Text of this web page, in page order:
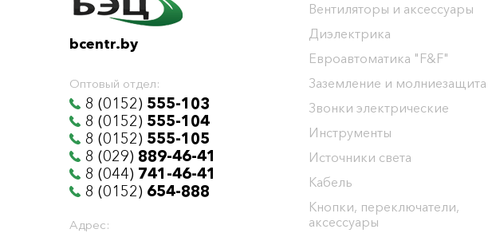
bcentr.by
Оптовый отдел:
8 (0152) 555-103
8 (0152) 555-104
8 (0152) 555-105
8 (029) 889-46-41
8 (044) 741-46-41
8 (0152) 654-888
Адрес:
Вентиляторы и аксессуары
Диэлектрика
Евроавтоматика "F&F"
Заземление и молниезащита
Звонки электрические
Инструменты
Источники света
Кабель
Кнопки, переключатели,
аксессуары